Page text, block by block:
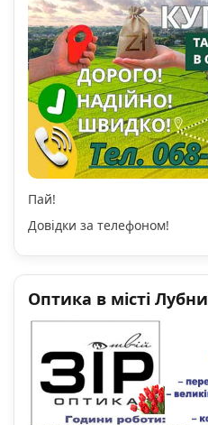
Пай!
Довідки за телефоном!
Оптика в місті Лубни